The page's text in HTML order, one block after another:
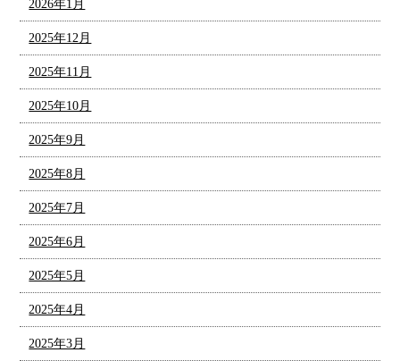
2026年1月
2025年12月
2025年11月
2025年10月
2025年9月
2025年8月
2025年7月
2025年6月
2025年5月
2025年4月
2025年3月